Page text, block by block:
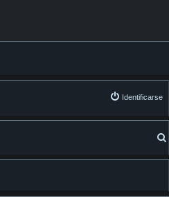
Identificarse